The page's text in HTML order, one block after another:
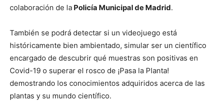
colaboración de la Policía Municipal de Madrid.
También se podrá detectar si un videojuego está
históricamente bien ambientado, simular ser un científico
encargado de descubrir qué muestras son positivas en
Covid-19 o superar el rosco de ¡Pasa la Planta!
demostrando los conocimientos adquiridos acerca de las
plantas y su mundo científico.